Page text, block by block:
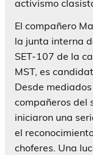
activismo
El compañero
la junta interna
SET-107 de la
MST, es
Desde
compañeros del
iniciaron una
el
choferes. Una